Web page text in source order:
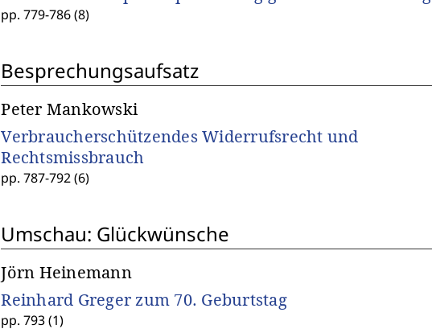
pp. 779-786 (8)
Besprechungsaufsatz
Peter Mankowski
Verbraucherschützendes Widerrufsrecht und
Rechtsmissbrauch
pp. 787-792 (6)
Umschau: Glückwünsche
Jörn Heinemann
Reinhard Greger zum 70. Geburtstag
pp. 793 (1)